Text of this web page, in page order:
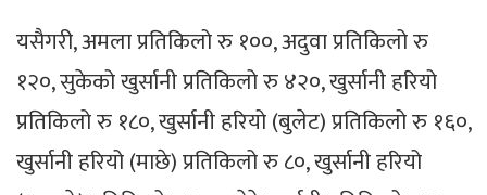
यसैगरी, अमला प्रतिकिलो रु १००, अदुवा प्रतिकिलो रु
१२०, सुकेको खुर्सानी प्रतिकिलो रु ४२०, खुर्सानी हरियो
प्रतिकिलो रु १८०, खुर्सानी हरियो (बुलेट) प्रतिकिलो रु १६०,
खुर्सानी हरियो (माछे) प्रतिकिलो रु ८०, खुर्सानी हरियो